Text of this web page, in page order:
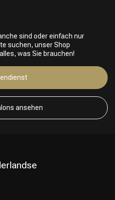
sind oder einfach nur
suchen, unser Shop
was Sie brauchen!
ansehen